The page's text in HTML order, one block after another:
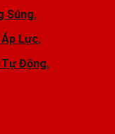
Súng,
Lực,
Tự Động,